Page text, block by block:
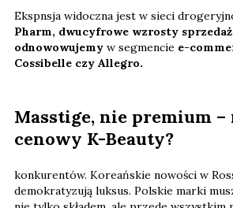
Ekspnsja widoczna jest w sieci
Pharm, dwucyfrowe wzrosty
odnowowujemy w segmencie e-
Cossibelle czy Allegro.
Masstige, nie premium
cenowy K-Beauty?
konkurentów. Koreańskie nowości w
demokratyzują luksus. Polskie marki